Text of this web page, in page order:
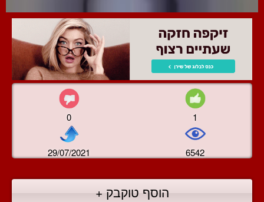
0 1
29/07/2021 6542
הוסף טוקבק +